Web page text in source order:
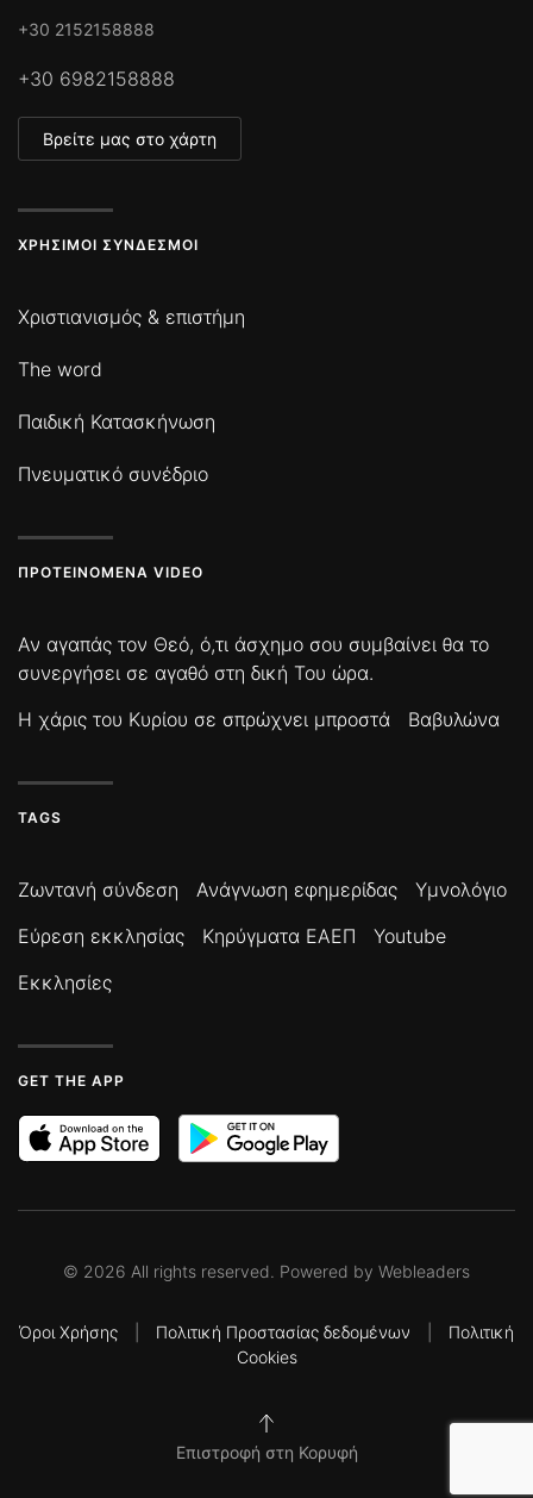
+30 2152158888
+30 6982158888
Βρείτε μας στο χάρτη
ΧΡΉΣΙΜΟΙ ΣΎΝΔΕΣΜΟΙ
Χριστιανισμός & επιστήμη
The word
Παιδική Κατασκήνωση
Πνευματικό συνέδριο
ΠΡΟΤΕΙΝΌΜΕΝΑ VIDEO
Αν αγαπάς τον Θεό, ό,τι άσχημο σου συμβαίνει θα το
συνεργήσει σε αγαθό στη δική Του ώρα.
Η χάρις του Κυρίου σε σπρώχνει μπροστά
Βαβυλώνα
TAGS
Ζωντανή σύνδεση Ανάγνωση εφημερίδας
Υμνολόγιο
Εύρεση εκκλησίας
Κηρύγματα ΕΑΕΠ
Youtube
Εκκλησίες
GET THE APP
© 2026 All rights reserved. Powered by Webleaders
Όροι Χρήσης Πολιτική Προστασίας δεδομένων
Πολιτική
Cookies
Επιστροφή στη Κορυφή